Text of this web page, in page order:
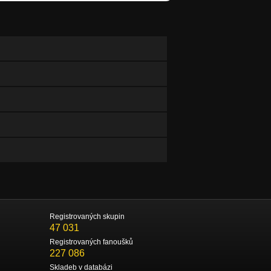
Registrovaných skupin
47 031
Registrovaných fanoušků
227 086
Skladeb v databázi